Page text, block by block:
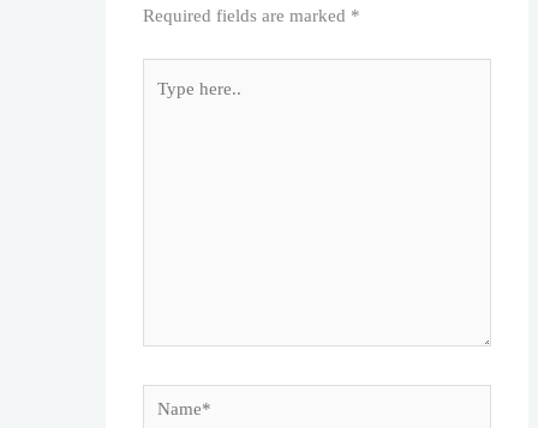
Required fields are marked *
Name*